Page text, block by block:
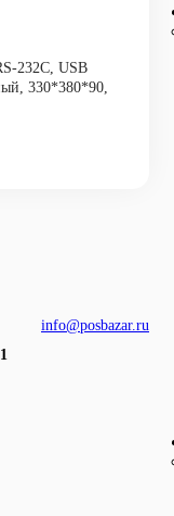
232C, USB
330*380*90,
info@posbazar.ru